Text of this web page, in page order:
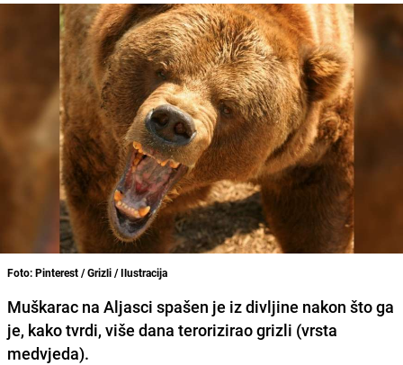
Foto: Pinterest / Grizli / Ilustracija
Muškarac na Aljasci spašen je iz divljine nakon što ga
je, kako tvrdi, više dana terorizirao grizli (vrsta
medvjeda).